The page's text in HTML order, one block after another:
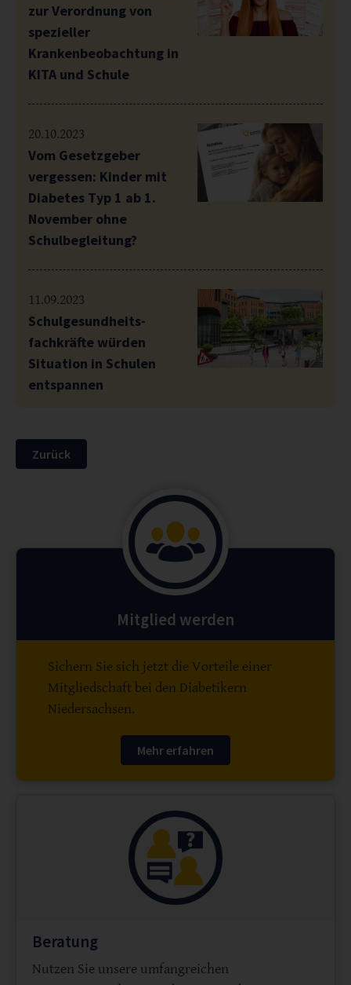
zur Verordnung von
spezieller
Krankenbeobachtung in
KITA und Schule
20.10.2023
Vom Gesetzgeber
vergessen: Kinder mit
Diabetes Typ 1 ab 1.
November ohne
Schulbegleitung?
11.09.2023
Schulgesundheits­
fachkräfte würden
Situation in Schulen
entspannen
Zurück
Mitglied werden
Sichern Sie sich jetzt die Vorteile einer
Mitgliedschaft bei den Diabetikern
Niedersachsen.
Mehr erfahren
Beratung
Nutzen Sie unsere umfangreichen